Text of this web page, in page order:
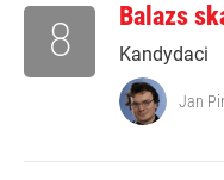
Balazs
Kandydaci
8
Jan